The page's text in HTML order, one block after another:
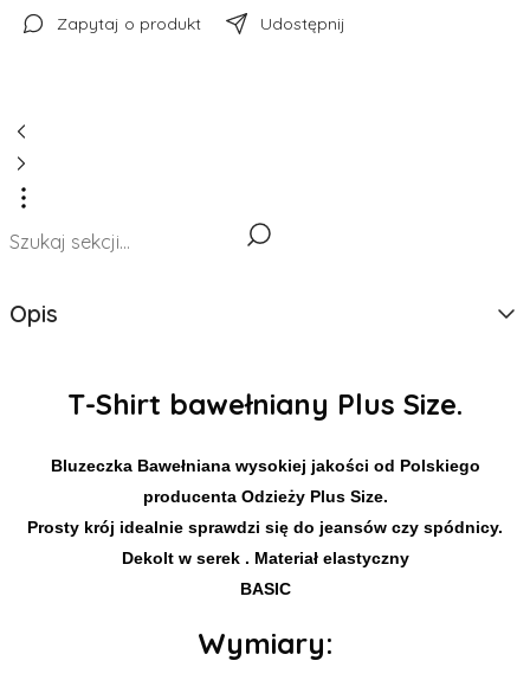
Zapytaj o produkt Udostępnij
Opis
T-Shirt bawełniany Plus Size.
Bluzeczka Bawełniana wysokiej jakości od Polskiego
producenta Odzieży Plus Size.
Prosty krój idealnie sprawdzi się do jeansów czy spódnicy.
Dekolt w serek . Materiał elastyczny
BASIC
Wymiary: